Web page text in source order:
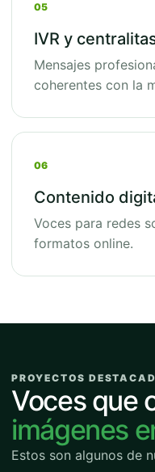
05
IVR y
Mensajes
coherentes con la
06
Contenido
Voces para redes
formatos online.
PROYECTOS
Voces que
imágenes
Estos son algunos de